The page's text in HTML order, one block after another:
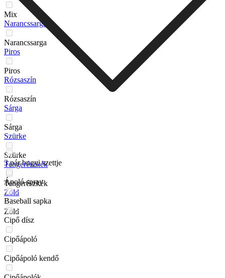
Mix
Narancssarga
Narancssarga
Piros
Piros
Rózsaszín
Rózsaszín
Sárga
Sárga
Szürke
Szürke
Tengerészkék
Tengerészkék
Zöld
Zöld
3 pár bugyi szettje
Ápoló spray
Baseball sapka
Cipő dísz
Cipőápoló
Cipőápoló kendő